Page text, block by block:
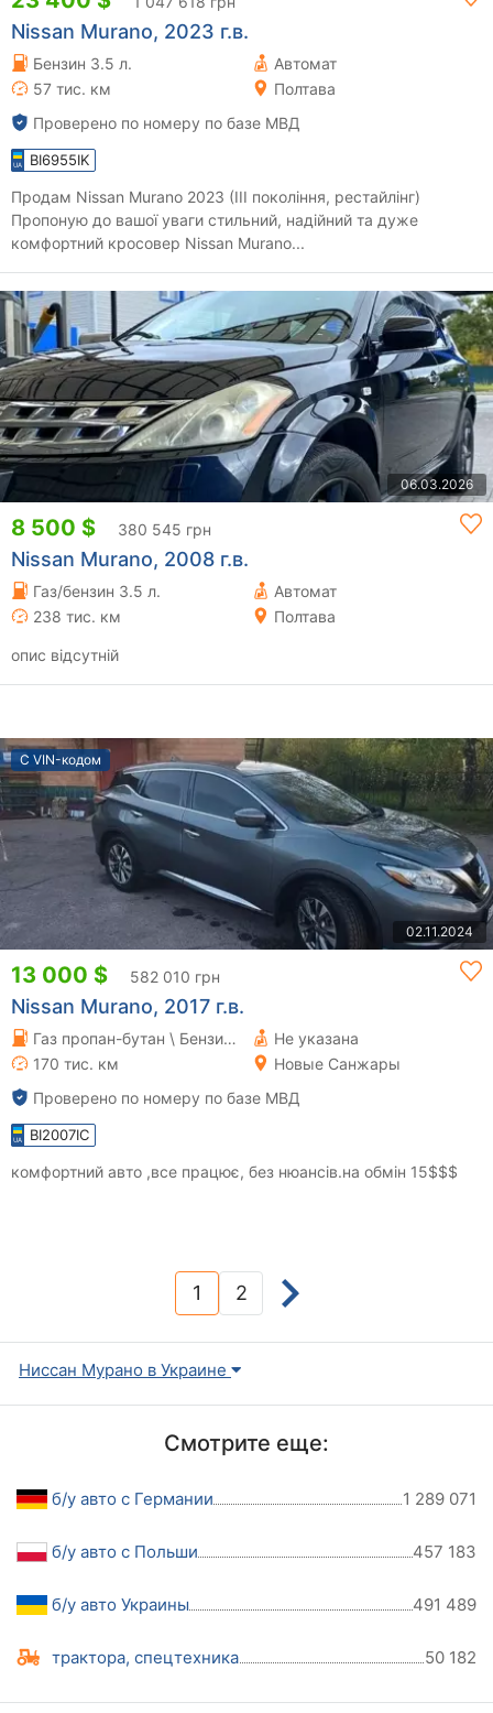
Nissan Murano, 2023 г.в.
Бензин 3.5 л.
Автомат
57 тис. км
Полтава
Проверено по номеру по базе МВД
BI6955IK
Продам Nissan Murano 2023 (III покоління, рестайлінг)
Пропоную до вашої уваги стильний, надійний та дуже
комфортний кросовер Nissan Murano...
06.03.2026
8 500 $ 380 545 грн
Nissan Murano, 2008 г.в.
Газ/бензин 3.5 л.
Автомат
238 тис. км
Полтава
опис відсутній
С VIN-кодом
02.11.2024
13 000 $ 582 010 грн
Nissan Murano, 2017 г.в.
Газ пропан-бутан \ Бензин 3.5 л.
Не указана
170 тис. км
Новые Санжары
Проверено по номеру по базе МВД
BI2007IC
комфортний авто ,все працює, без нюансів.на обмін 15$$$
1(current)
2
Ниссан Мурано в Украине
Смотрите еще:
б/у авто с Германии 1 289 071
б/у авто с Польши 457 183
б/у авто Украины 491 489
трактора, спецтехника 50 182